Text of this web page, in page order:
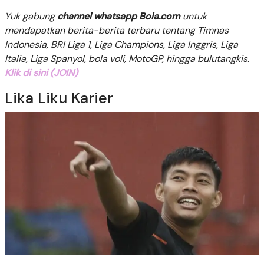
Yuk gabungchannel whatsapp Bola.comuntuk
mendapatkan berita-berita terbaru tentang Timnas
Indonesia, BRI Liga 1, Liga Champions, Liga Inggris, Liga
Italia, Liga Spanyol, bola voli, MotoGP, hingga bulutangkis.
Klik di sini (JOIN)
Lika Liku Karier